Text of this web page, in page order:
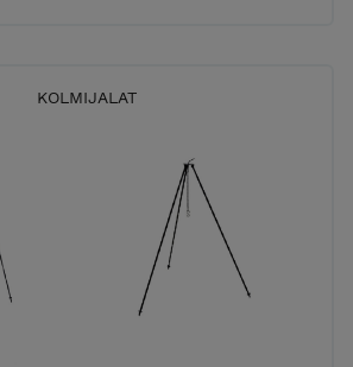
KOLMIJALAT